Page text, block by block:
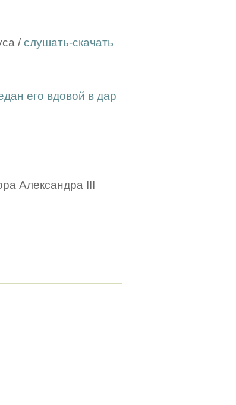
/ слушать-скачать
его вдовой в дар
Александра III